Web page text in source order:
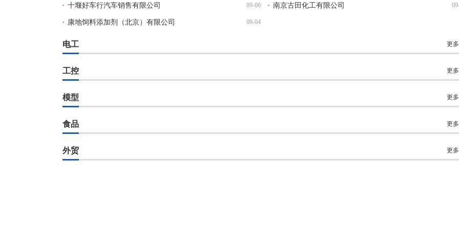
09-06
十堰好车行汽车销售有限公司 南京古田化工有限公司
09-04
康地饲料添加剂（北京）有限公司
电工 更
工控 更
模型 更
食品 更
外贸 更